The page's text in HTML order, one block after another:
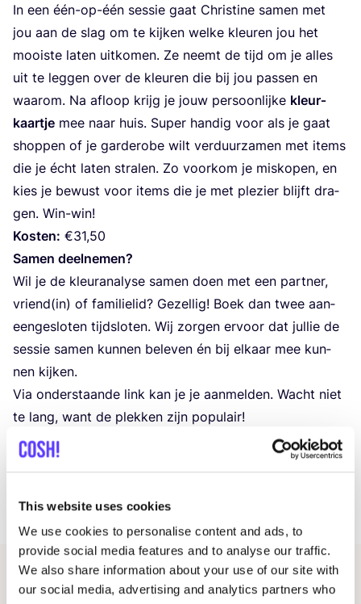
This website uses cookies
We use cookies to personalise content and ads, to
provide social media features and to analyse our traffic.
We also share information about your use of our site with
our social media, advertising and analytics partners who
In een één-op-één ses­sie gaat Chris­ti­ne samen met
jou aan de slag om te kij­ken wel­ke kleu­ren jou het
mooi­ste laten uit­ko­men. Ze neemt de tijd om je alles
uit te leg­gen over de kleu­ren die bij jou pas­sen en
waar­om. Na afloop krijg je jouw per­soon­lij­ke kleur­
kaart­je mee naar huis. Super han­dig voor als je gaat
shop­pen of je gar­de­ro­be wilt ver­duur­za­men met items
die je écht laten stra­len. Zo voor­kom je mis­ko­pen, en
kies je bewust voor items die je met ple­zier blijft dra­
gen. Win-win!
Kos­ten: €31,50
Samen deel­ne­men?
Wil je de kleurana­ly­se samen doen met een part­ner,
vriend(in) of fami­lie­lid? Gezel­lig! Boek dan twee aan­
een­ge­slo­ten tijd­slo­ten. Wij zor­gen ervoor dat jul­lie de
ses­sie samen kun­nen bele­ven én bij elkaar mee kun­
nen kijken.
Via onder­staan­de link kan je je aan­mel­den. Wacht niet
te lang, want de plek­ken zijn populair!
https://​shop​.tic​kets​.cm​.com/
e5-81f5-
461e-54
Lot­te
Andere evenementen